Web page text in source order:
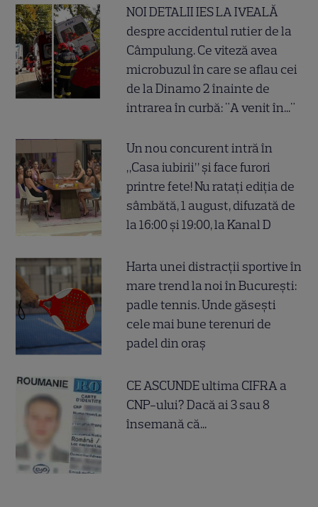
NOI DETALII IES LA IVEALĂ
despre accidentul rutier de la
Câmpulung. Ce viteză avea
microbuzul în care se aflau cei
de la Dinamo 2 înainte de
intrarea în curbă: "A venit în..."
Un nou concurent intră în
„Casa iubirii” și face furori
printre fete! Nu ratați ediția de
sâmbătă, 1 august, difuzată de
la 16:00 și 19:00, la Kanal D
Harta unei distracții sportive în
mare trend la noi în București:
padle tennis. Unde găsești
cele mai bune terenuri de
padel din oraș
CE ASCUNDE ultima CIFRA a
CNP-ului? Dacă ai 3 sau 8
însemană că...